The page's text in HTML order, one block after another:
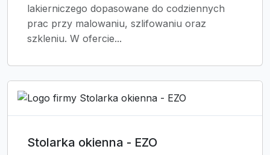
lakierniczego dopasowane do codziennych
prac przy malowaniu, szlifowaniu oraz
szkleniu. W ofercie...
Stolarka okienna - EZO